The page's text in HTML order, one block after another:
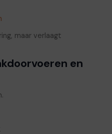
maar verlaagt
en